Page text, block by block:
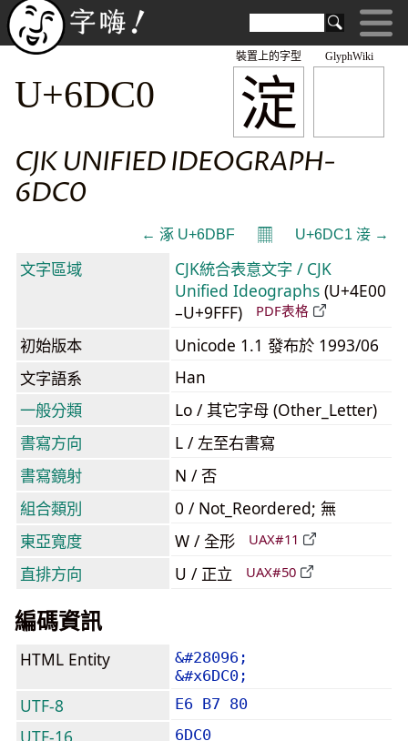
GlyphWiki
淀
裝置上的字型
U+6DC0
CJK UNIFIED IDEOGRAPH-
6DC0
← 涿 U+6DBF 𝄜 U+6DC1 淁 →
文字區域
CJK統合表意文字 / CJK
Unified Ideographs (U+4E00
–U+9FFF)
PDF表格
初始版本
Unicode 1.1 發布於 1993/06
文字語系
Han
一般分類
Lo / 其它字母 (Other_Letter)
書寫方向
L / 左至右書寫
書寫鏡射
N / 否
組合類別
0 / Not_Reordered; 無
東亞寬度
W / 全形 UAX#11
直排方向 U / 正立 UAX#50
編碼資訊
HTML Entity
&#28096;
&#x6DC0;
UTF-8 E6 B7 80
UTF-16 6DC0